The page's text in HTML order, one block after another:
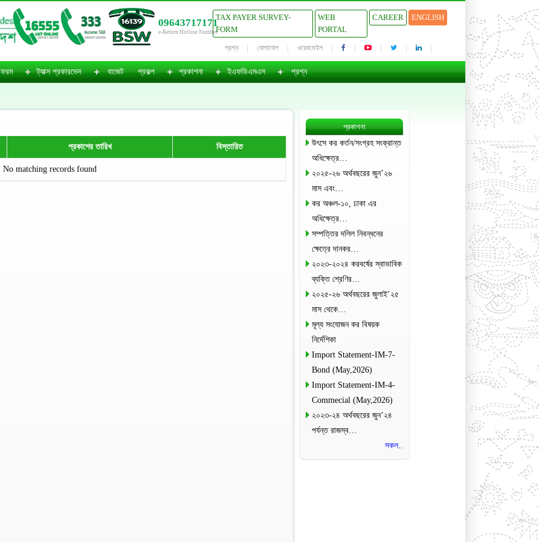
09643717171
e-Return Hotline Number
TAX PAYER SURVEY-
FORM
WEB
PORTAL
CAREER ENGLISH
প্রশ্ন যোগাযোগ ওয়েবমেইল
ফরম ট্যাক্স প্রকারভেদ বাজেট প্রকল্প প্রকাশনা ইএফডিএমএস প্রশ্ন
প্রকাশের তারিখ বিস্তারিত
No matching records found
প্রকাশনা
উৎসে কর কর্তন/সংগ্রহ সংক্রান্ত
অধিক্ষেত্র…
২০২৫-২৬ অর্থবছরের জুন’২৬
মাস এবং…
কর অঞ্চল-১০, ঢাকা এর
অধিক্ষেত্র…
সম্পত্তির দলিল নিবন্ধনের
ক্ষেত্রে দানকর…
২০২৩-২০২৪ করবর্ষের স্বাভাবিক
ব্যক্তি শ্রেণির…
২০২৫-২৬ অর্থবছরের জুলাই’২৫
মাস থেকে…
মূল্য সংযোজন কর বিষয়ক
নির্দেশিকা
Import Statement-IM-7-
Bond (May,2026)
Import Statement-IM-4-
Commecial (May,2026)
২০২৩-২৪ অর্থবছরের জুন’২৪
পর্যন্ত রাজস্ব…
সকল..